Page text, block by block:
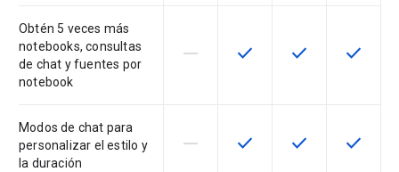
Obtén 5 veces más
notebooks, consultas
de chat y fuentes por
notebook
Esta función no está disponible en
horizontal_rule Esta función está
check Esta función
check Esta
check
Modos de chat para
personalizar el estilo y
la duración
Esta función no está disponible en
horizontal_rule Esta función está
check Esta función
check Esta
check